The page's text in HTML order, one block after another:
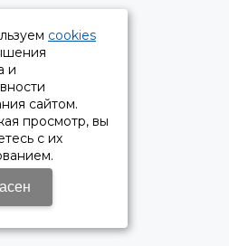
cookies
и
сайтом.
просмотр, вы
с их